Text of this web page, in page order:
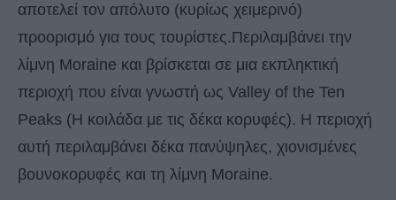
αποτελεί τον απόλυτο (κυρίως χειμερινό)
προορισμό για τους τουρίστες.Περιλαμβάνει την
λίμνη Moraine και βρίσκεται σε μια εκπληκτική
περιοχή που είναι γνωστή ως Valley of the Ten
Peaks (Η κοιλάδα με τις δέκα κορυφές). Η περιοχή
αυτή περιλαμβάνει δέκα πανύψηλες, χιονισμένες
βουνοκορυφές και τη λίμνη Moraine.